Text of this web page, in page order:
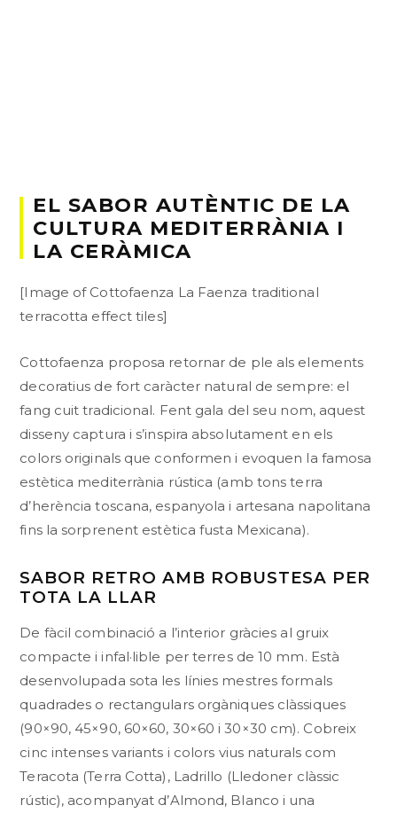
EL SABOR AUTÈNTIC DE LA
CULTURA MEDITERRÀNIA I
LA CERÀMICA
[Image of Cottofaenza La Faenza traditional
terracotta effect tiles]
Cottofaenza proposa retornar de ple als elements
decoratius de fort caràcter natural de sempre: el
fang cuit tradicional. Fent gala del seu nom, aquest
disseny captura i s’inspira absolutament en els
colors originals que conformen i evoquen la famosa
estètica mediterrània rústica (amb tons terra
d’herència toscana, espanyola i artesana napolitana
fins la sorprenent estètica fusta Mexicana).
SABOR RETRO AMB ROBUSTESA PER
TOTA LA LLAR
De fàcil combinació a l’interior gràcies al gruix
compacte i infal·lible per terres de 10 mm. Està
desenvolupada sota les línies mestres formals
quadrades o rectangulars orgàniques clàssiques
(90×90, 45×90, 60×60, 30×60 i 30×30 cm). Cobreix
cinc intenses variants i colors vius naturals com
Teracota (Terra Cotta), Ladrillo (Lledoner clàssic
rústic), acompanyat d’Almond, Blanco i una